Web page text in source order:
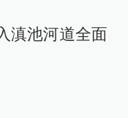
滇池河道全面